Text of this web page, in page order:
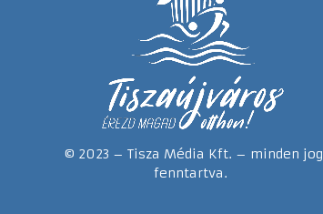
© 2023 – Tisza Média Kft. – minden jog
fenntartva.